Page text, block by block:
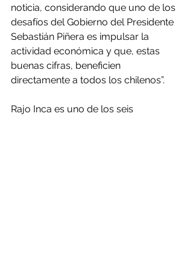
noticia, considerando que uno de los
desafíos del Gobierno del Presidente
Sebastián Piñera es impulsar la
actividad económica y que, estas
buenas cifras, beneficien
directamente a todos los chilenos”.
Rajo Inca es uno de los seis